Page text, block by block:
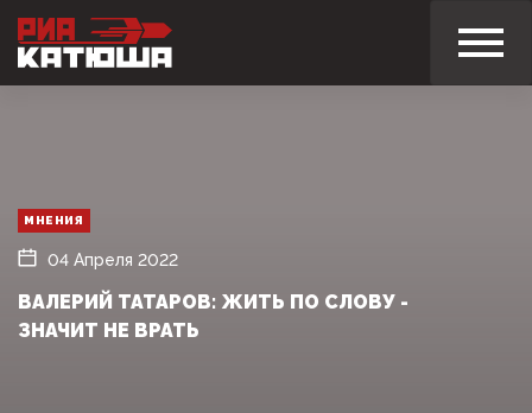
МНЕНИЯ
04 Апреля 2022
ВАЛЕРИЙ ТАТАРОВ: ЖИТЬ ПО СЛОВУ -
ЗНАЧИТ НЕ ВРАТЬ